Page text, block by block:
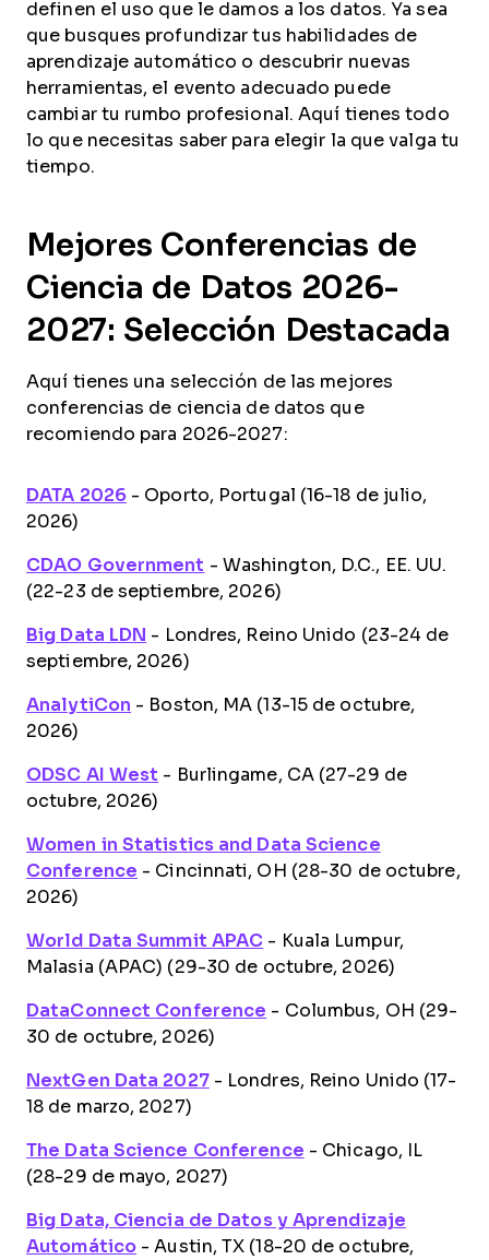
definen el uso que le damos a los datos. Ya sea
que busques profundizar tus habilidades de
aprendizaje automático o descubrir nuevas
herramientas, el evento adecuado puede
cambiar tu rumbo profesional. Aquí tienes todo
lo que necesitas saber para elegir la que valga tu
tiempo.
Mejores Conferencias de
Ciencia de Datos 2026-
2027: Selección Destacada
Aquí tienes una selección de las mejores
conferencias de ciencia de datos que
recomiendo para 2026-2027:
DATA 2026- Oporto, Portugal (16-18 de julio,
2026)
CDAO Government - Washington, D.C., EE. UU.
(22-23 de septiembre, 2026)
Big Data LDN - Londres, Reino Unido (23-24 de
septiembre, 2026)
AnalytiCon - Boston, MA (13-15 de octubre,
2026)
ODSC AI West - Burlingame, CA (27-29 de
octubre, 2026)
Women in Statistics and Data Science
Conference - Cincinnati, OH (28-30 de octubre,
2026)
World Data Summit APAC - Kuala Lumpur,
Malasia (APAC) (29-30 de octubre, 2026)
DataConnect Conference - Columbus, OH (29-
30 de octubre, 2026)
NextGen Data 2027- Londres, Reino Unido (17-
18 de marzo, 2027)
The Data Science Conference - Chicago, IL
(28-29 de mayo, 2027)
Big Data, Ciencia de Datos y Aprendizaje
Automático - Austin, TX (18-20 de octubre,